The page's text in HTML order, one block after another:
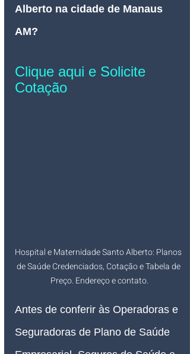
Alberto na cidade de Manaus
AM?
Clique aqui e Solicite
Cotação
Hospital e Maternidade Santo Alberto: Planos
de Saúde Credenciados, Cotação e Tabela de
Preço. Endereço e contato.
Antes de conferir às Operadoras e
Seguradoras de Plano de Saúde